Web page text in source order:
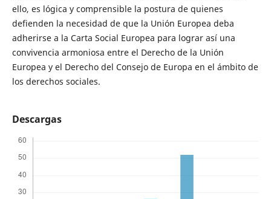
ello, es lógica y comprensible la postura de quienes
defienden la necesidad de que la Unión Europea deba
adherirse a la Carta Social Europea para lograr así una
convivencia armoniosa entre el Derecho de la Unión
Europea y el Derecho del Consejo de Europa en el ámbito de
los derechos sociales.
Descargas